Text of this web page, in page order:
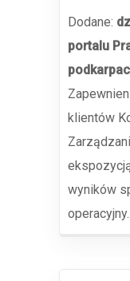
Dodane:
portalu
klientów
wyników